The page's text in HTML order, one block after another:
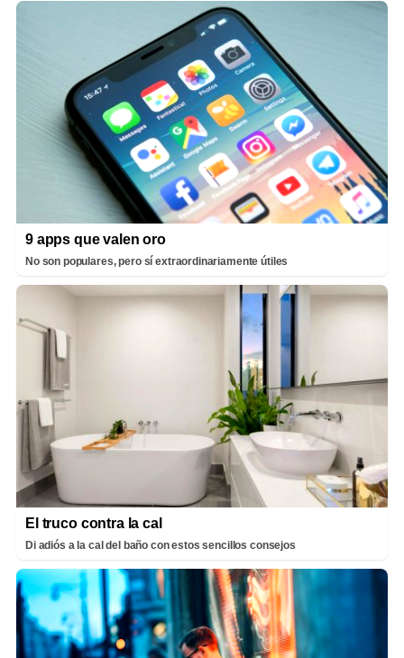
9 apps que valen oro
No son populares, pero sí extraordinariamente útiles
El truco contra la cal
Di adiós a la cal del baño con estos sencillos consejos